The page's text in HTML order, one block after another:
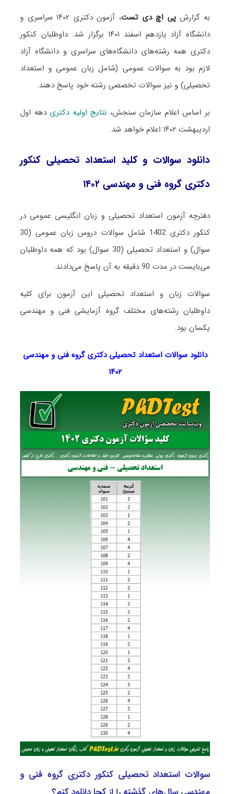
به گزارشپی اچ دی تست
، آزمون دکتری ۱۴۰۲ سراسری و
دانشگاه آزاد یازدهم اسفند ۱۴۰۱ برگزار شد. داوطلبان کنکور
دکتری همه رشته‌های دانشگاه‌های سراسری و دانشگاه آزاد
لازم بود به سوالات عمومی (شامل زبان عمومی و استعداد
تحصیلی) و نیز سوالات تخصصی رشته خود پاسخ دهند.
بر اساس اعلام سازمان سنجش، نتایج اولیه دکتری دهه اول
اردیبهشت ۱۴۰۲ اعلام خواهد شد.
دانلود سوالات و کلید استعداد تحصیلی کنکور
دکتری گروه فنی و مهندسی ۱۴۰۲
دفترچه آزمون استعداد تحصیلی و زبان انگلیسی عمومی در
کنکور دکتری 1402 شامل سوالات دروس زبان عمومی (30
سوال) و استعداد تحصیلی (30 سوال) بود که همه داوطلبان
می‌بایست در مدت 90 دقیقه به آن پاسخ می‌دادند.
سوالات زبان و استعداد تحصیلی این آزمون برای کلیه
داوطلبان رشته‌های مختلف گروه آزمایشی فنی و مهندسی
یکسان بود.
دانلود سوالات استعداد تحصیلی دکتری گروه فنی و مهندسی
۱۴۰۲
سوالات استعداد تحصیلی کنکور دکتری گروه فنی و